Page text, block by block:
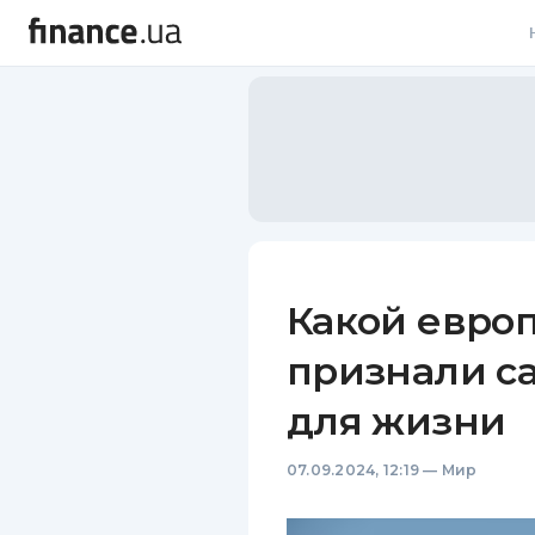
Какой
признали
для жизни
07.09.2024, 12:19 — Мир